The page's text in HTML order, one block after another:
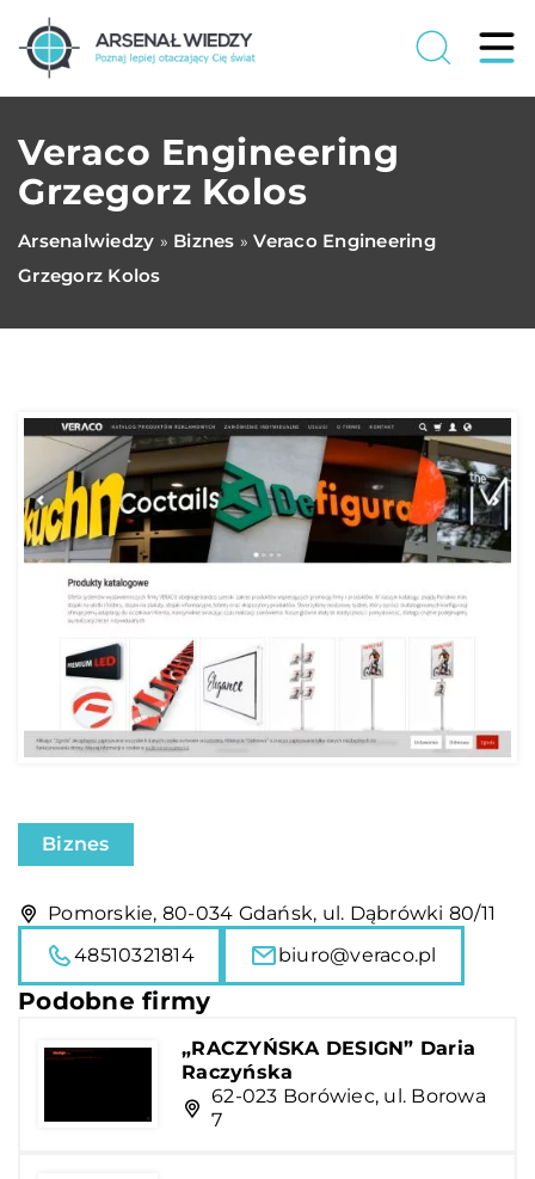
Veraco Engineering
Grzegorz Kolos
Arsenalwiedzy » Biznes »Veraco Engineering
Grzegorz Kolos
Biznes
Pomorskie, 80-034 Gdańsk, ul. Dąbrówki 80/11
48510321814
biuro@veraco.pl
Podobne firmy
„RACZYŃSKA DESIGN” Daria
Raczyńska
62-023 Borówiec, ul. Borowa
7